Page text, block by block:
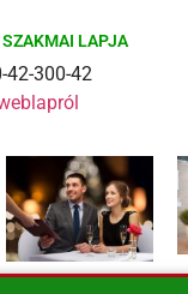
SZAKMAI LAPJA
300-42